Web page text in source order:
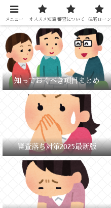
元銀行員が教える「
知っておくべき項目まとめ
審査落ち対策2025最新版
メニュー オススメ知識 審査について 住宅ローン